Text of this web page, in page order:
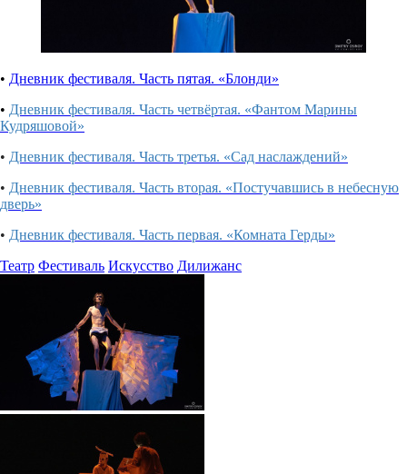
• Дневник фестиваля. Часть пятая. «Блонди»
• Дневник фестиваля. Часть четвёртая. «Фантом Марины
Кудряшовой»
• Дневник фестиваля. Часть третья. «Сад наслаждений»
• Дневник фестиваля. Часть вторая. «Постучавшись в небесную
дверь»
• Дневник фестиваля. Часть первая. «Комната Герды»
Театр Фестиваль Искусство Дилижанс